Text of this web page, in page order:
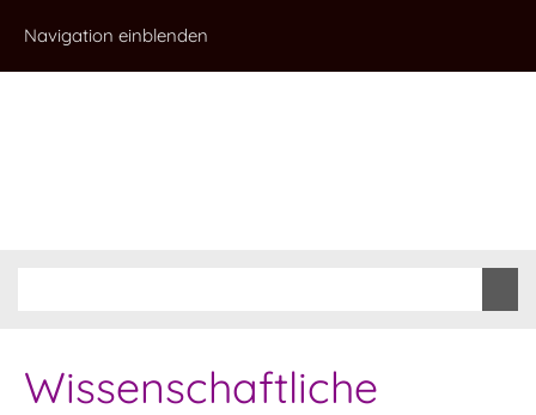
Navigation einblenden
Wissenschaftliche